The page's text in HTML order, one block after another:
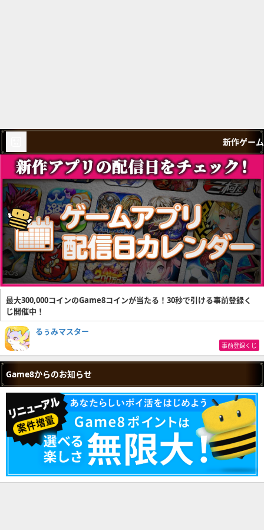
新作ゲーム
最大300,000コインのGame8コインが当たる！30秒で引ける事前登録く
じ開催中！
るぅみマスター
事前登録くじ
Game8からのお知らせ